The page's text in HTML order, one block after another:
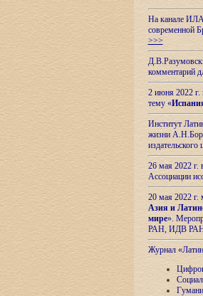
На канале ИЛА
современной
>>>
комментарий
2 июня 2022 г.
тему «
Институт
жизни
26 мая 2022
Ассоциации
20 мая 2022
Азия и
мире».
РАН, ИДВ
Журнал